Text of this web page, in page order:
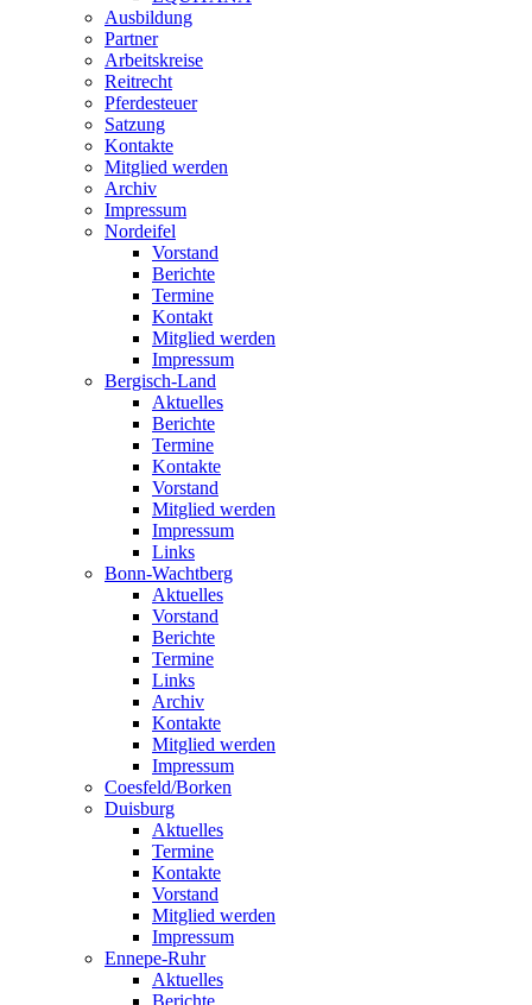
Ausbildung
Partner
Arbeitskreise
Reitrecht
Pferdesteuer
Satzung
Kontakte
Mitglied werden
Archiv
Impressum
Nordeifel
Vorstand
Berichte
Termine
Kontakt
Mitglied werden
Impressum
Bergisch-Land
Aktuelles
Berichte
Termine
Kontakte
Vorstand
Mitglied werden
Impressum
Links
Bonn-Wachtberg
Aktuelles
Vorstand
Berichte
Termine
Links
Archiv
Kontakte
Mitglied werden
Impressum
Coesfeld/Borken
Duisburg
Aktuelles
Termine
Kontakte
Vorstand
Mitglied werden
Impressum
Ennepe-Ruhr
Aktuelles
Berichte